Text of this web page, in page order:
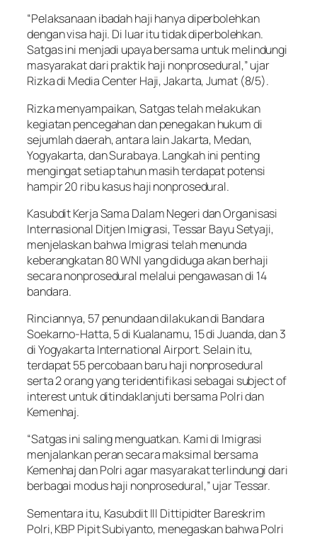
“Pelaksanaan ibadah haji hanya diperbolehkan
dengan visa haji. Di luar itu tidak diperbolehkan.
Satgas ini menjadi upaya bersama untuk melindungi
masyarakat dari praktik haji nonprosedural,” ujar
Rizka di Media Center Haji, Jakarta, Jumat (8/5).
Rizka menyampaikan, Satgas telah melakukan
kegiatan pencegahan dan penegakan hukum di
sejumlah daerah, antara lain Jakarta, Medan,
Yogyakarta, dan Surabaya. Langkah ini penting
mengingat setiap tahun masih terdapat potensi
hampir 20 ribu kasus haji nonprosedural.
Kasubdit Kerja Sama Dalam Negeri dan Organisasi
Internasional Ditjen Imigrasi, Tessar Bayu Setyaji,
menjelaskan bahwa Imigrasi telah menunda
keberangkatan 80 WNI yang diduga akan berhaji
secara nonprosedural melalui pengawasan di 14
bandara.
Rinciannya, 57 penundaan dilakukan di Bandara
Soekarno-Hatta, 5 di Kualanamu, 15 di Juanda, dan 3
di Yogyakarta International Airport. Selain itu,
terdapat 55 percobaan baru haji nonprosedural
serta 2 orang yang teridentifikasi sebagai subject of
interest untuk ditindaklanjuti bersama Polri dan
Kemenhaj.
“Satgas ini saling menguatkan. Kami di Imigrasi
menjalankan peran secara maksimal bersama
Kemenhaj dan Polri agar masyarakat terlindungi dari
berbagai modus haji nonprosedural,” ujar Tessar.
Sementara itu, Kasubdit III Dittipidter Bareskrim
Polri, KBP Pipit Subiyanto, menegaskan bahwa Polri